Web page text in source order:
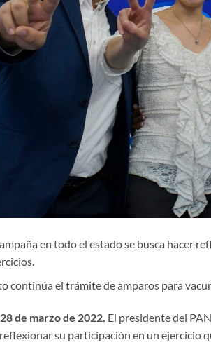
en todo el estado se busca hacer
continúa el trámite de amparos para
de marzo de 2022. El presidente del
su participación en un ejercicio